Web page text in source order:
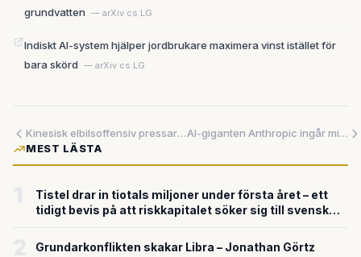
grundvatten — arXiv cs.LG
Indiskt AI-system hjälper jordbrukare maximera vinst istället för
bara skörd — arXiv cs.LG
Kinesisk elbilsoffensiv pressar Europa mot väggen
AI-giganten Anthropic ingår miljardpartnerskap med Goldman Sachs och Blackstone – svenska banker måste accelerera
MEST LÄSTA
Tistel drar in tiotals miljoner under första året – ett
tidigt bevis på att riskkapitalet söker sig till svensk
Grundarkonflikten skakar Libra – Jonathan Görtz